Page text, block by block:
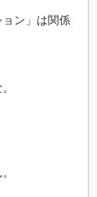
ン」は関係